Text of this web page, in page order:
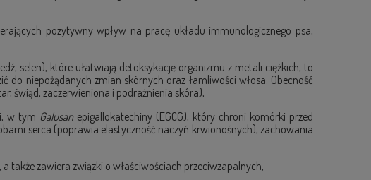
pozytywny wpływ na pracę układu immunologicznego psa,
selen), które ułatwiają detoksykację organizmu z metali ciężkich, to
niepożądanych zmian skórnych oraz łamliwości włosa. Obecność
świąd, zaczerwieniona i podrażnienia skóra),
w tym Galusan epigallokatechiny (EGCG), który chroni komórki przed
serca (poprawia elastyczność naczyń krwionośnych), zachowania
zawiera związki o właściwościach przeciwzapalnych,